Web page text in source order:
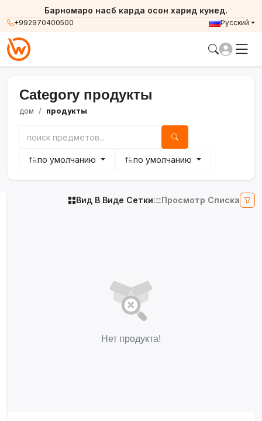
+992970400500
Барномаро насб карда осон харид кунед.
Русский
Category продукты
дом продукты
по умолчанию по умолчанию
Вид В Виде Сетки Просмотр Списка
Нет продукта!